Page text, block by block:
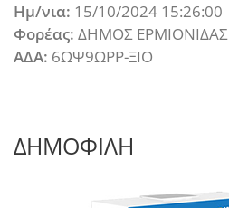
Ημ/νια: 15/10/2024 15:26:00
Φορέας: ΔΗΜΟΣ ΕΡΜΙΟΝΙΔΑΣ
ΑΔΑ: 6ΩΨ9ΩΡΡ-ΞΙΟ
ΔΗΜΟΦΙΛΗ